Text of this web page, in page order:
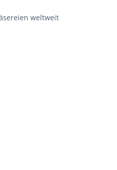
weltweit